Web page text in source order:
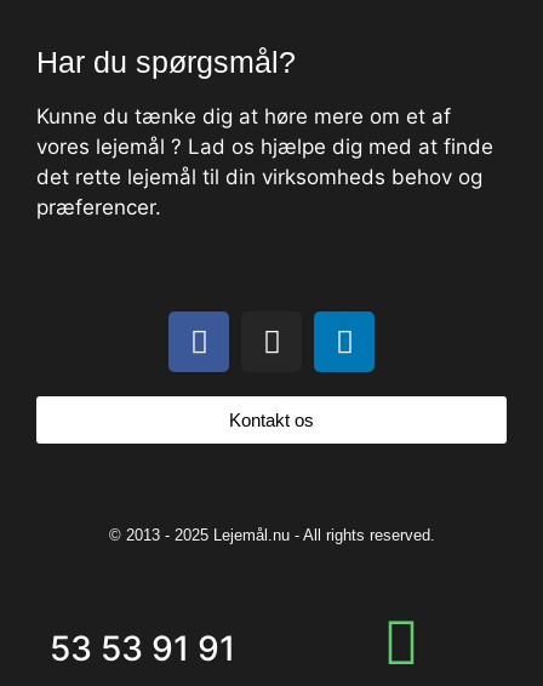
Har du spørgsmål?
Kunne du tænke dig at høre mere om et af
vores lejemål ? Lad os hjælpe dig med at finde
det rette lejemål til din virksomheds behov og
præferencer.
Kontakt os
© 2013 - 2025 Lejemål.nu - All rights reserved.
53 53 91 91